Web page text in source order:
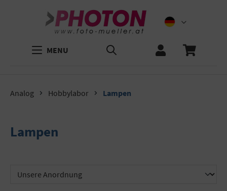
MENU
Analog Hobbylabor Lampen
Lampen